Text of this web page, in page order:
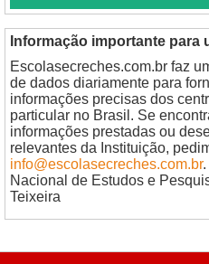
Informação importante para
Escolasecreches.com.br faz
de dados diariamente para
informações precisas dos
particular no Brasil. Se
informações prestadas ou
relevantes da Instituição,
info@escolasecreches.com.br.
Nacional de Estudos e
Teixeira